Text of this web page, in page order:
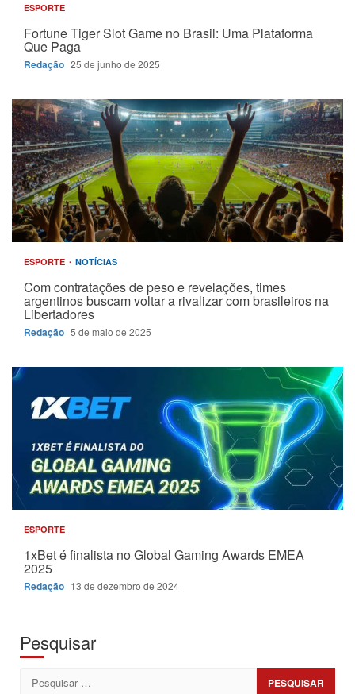
ESPORTE
Fortune Tiger Slot Game no Brasil: Uma Plataforma
Que Paga
Redação 25 de junho de 2025
ESPORTE NOTÍCIAS
Com contratações de peso e revelações, times
argentinos buscam voltar a rivalizar com brasileiros na
Libertadores
Redação 5 de maio de 2025
ESPORTE
1xBet é finalista no Global Gaming Awards EMEA
2025
Redação 13 de dezembro de 2024
Pesquisar
Pesquisar